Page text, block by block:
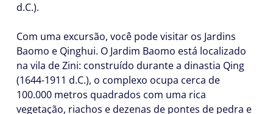
d.C.).
Com uma excursão, você pode visitar os Jardins
Baomo e Qinghui. O Jardim Baomo está localizado
na vila de Zini: construído durante a dinastia Qing
(1644-1911 d.C.), o complexo ocupa cerca de
100.000 metros quadrados com uma rica
vegetação, riachos e dezenas de pontes de pedra e